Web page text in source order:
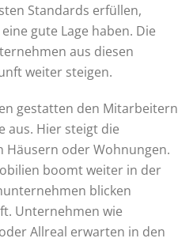
Standards erfüllen,
gute Lage haben. Die
aus diesen
weiter steigen.
gestatten den Mitarbeitern
aus. Hier steigt die
Häusern oder Wohnungen.
boomt weiter in der
blicken
Unternehmen wie
Allreal erwarten in den